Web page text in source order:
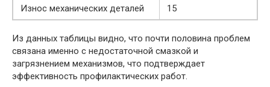
Износ механических деталей 15
Из данных таблицы видно, что почти половина проблем
связана именно с недостаточной смазкой и
загрязнением механизмов, что подтверждает
эффективность профилактических работ.